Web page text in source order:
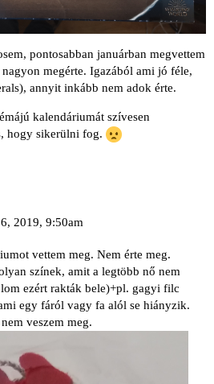
pontosabban januárban megvettem
megérte. Igazából ami jó féle,
annyit inkább nem adok érte.
kalendáriumát szívesen
hogy sikerülni fog.
2019, 9:50am
vettem meg. Nem érte meg.
színek, amit a legtöbb nő nem
ezért rakták bele)+pl. gagyi filc
egy fáról vagy fa alól se hiányzik.
veszem meg.